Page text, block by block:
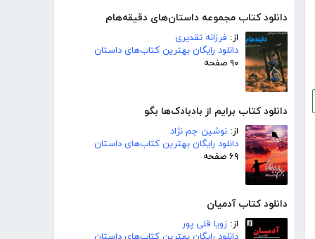
دانلود کتاب مجموعه داستان‌های دقیقه‌هام
از: فرزانه تقدیری
دانلود رایگان بهترین کتاب‌های داستان
۹۰ صفحه
دانلود کتاب برایم از بادبادک‌ها بگو
از: نوشین جم نژاد
دانلود رایگان بهترین کتاب‌های داستان
۶۹ صفحه
دانلود کتاب آدمیان
از: زویا قلی پور